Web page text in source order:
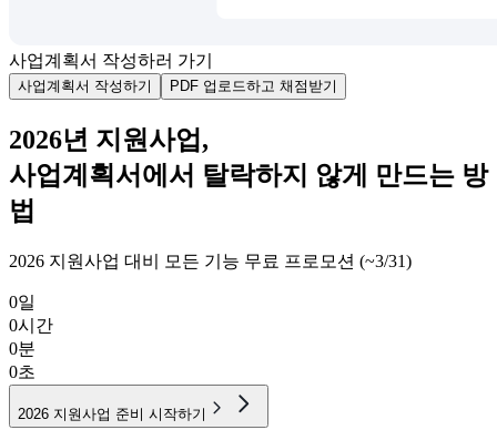
사업계획서 작성하러 가기
사업계획서 작성하기 PDF 업로드하고 채점받기
2026년 지원사업,
사업계획서에서 탈락하지 않게 만드는 방
법
2026 지원사업 대비 모든 기능 무료 프로모션 (~3/31)
0일
0시간
0분
0초
2026 지원사업 준비 시작하기